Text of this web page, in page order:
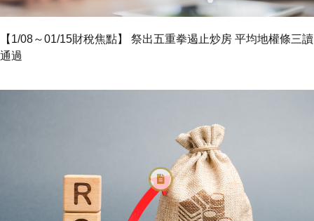
【1/08～01/15財稅焦點】 祭出五重拳遏止炒房 平均地權條三讀
通過